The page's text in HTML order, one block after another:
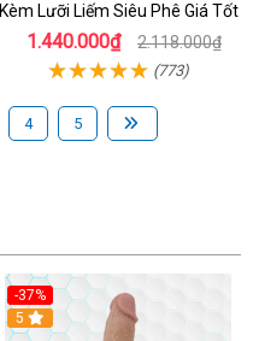
Kèm Lưỡi Liếm Siêu Phê Giá Tốt
1.440.000₫ 2.118.000₫
(773)
4 5
-37%
5